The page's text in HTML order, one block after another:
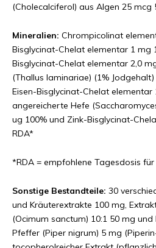
(Cholecalciferol) aus Algen 25 mcg
Mineralien: Chrompicolinat
Bisglycinat-Chelat elementar 1 mg
Bisglycinat-Chelat elementar 2,0
(Thallus laminariae) (1%
Eisen-Bisglycinat-Chelat elementar
angereicherte Hefe
ug 100% und Zink-Bisglycinat-
RDA*
*RDA = empfohlene Tagesdosis für
Sonstige Bestandteile: 30
und Kräuterextrakte 100 mg,
(Ocimum sanctum) 10:1 50 mg
Pfeffer (Piper nigrum) 5 mg